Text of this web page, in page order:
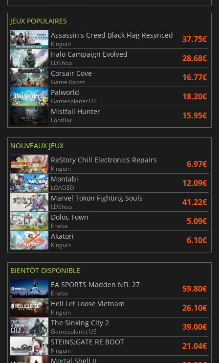
JEUX POPULAIRES
Assassin's Creed Black Flag Resynced
Kinguin 37.75€
Halo Campaign Evolved
LDShop 28.68€
Corsair Cove
Game Boost 16.77€
Palworld
Gamesplanet US 18.20€
Mistfall Hunter
LootBar 15.95€
NOUVEAUX JEUX
ReStory Chill Electronics Repairs
Kinguin 6.97€
Montabi
LOADED 12.09€
Marvel Tokon Fighting Souls
LDShop 41.22€
Doloc Town
Eneba 5.09€
Akatori
Kinguin 6.10€
BIENTÔT DISPONIBLE
EA SPORTS Madden NFL 27
Eneba 59.80€
Hell Let Loose Vietnam
Kinguin 26.10€
The Sinking City 2
Gamesplanet US 39.00€
STEINS;GATE RE BOOT
Kinguin 21.04€
Mortal Shell II